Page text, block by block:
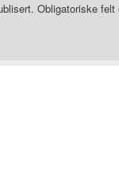
Obligatoriske felt